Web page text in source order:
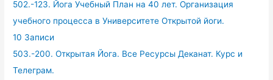
502.-123. Йога Учебный План на 40 лет. Организация
учебного процесса в Университете Открытой йоги.
10 Записи
503.-200. Открытая Йога. Все Ресурсы Деканат. Курс и
Телеграм.